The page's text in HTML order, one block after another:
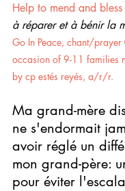
Help to mend and
à réparer et à bénir la
Go In Peace, chant/
occasion of 9-11 families
by cp estés reyés, a/r/r.
Ma grand-mère
ne s'endormait
avoir réglé un
mon grand-père:
pour éviter